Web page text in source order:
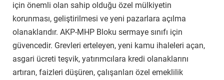
için önemli olan sahip olduğu özel mülkiyetin
korunması, geliştirilmesi ve yeni pazarlara açılma
olanaklarıdır. AKP-MHP Bloku sermaye sınıfı için
güvencedir. Grevleri erteleyen, yeni kamu ihaleleri açan,
asgari ücreti teşvik, yatırımcılara kredi olanaklarını
artıran, faizleri düşüren, çalışanları özel emeklilik